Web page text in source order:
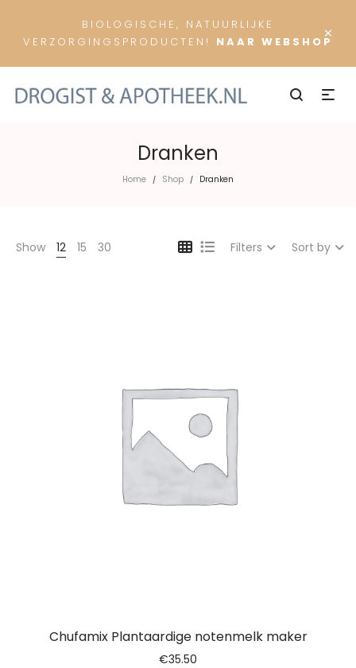
×
BIOLOGISCHE, NATUURLIJKE
VERZORGINGSPRODUCTEN! NAAR WEBSHOP
Dranken
Home / Shop / Dranken
Show 12 15 30 Filters Sort by
Chufamix Plantaardige notenmelk maker
€35.50